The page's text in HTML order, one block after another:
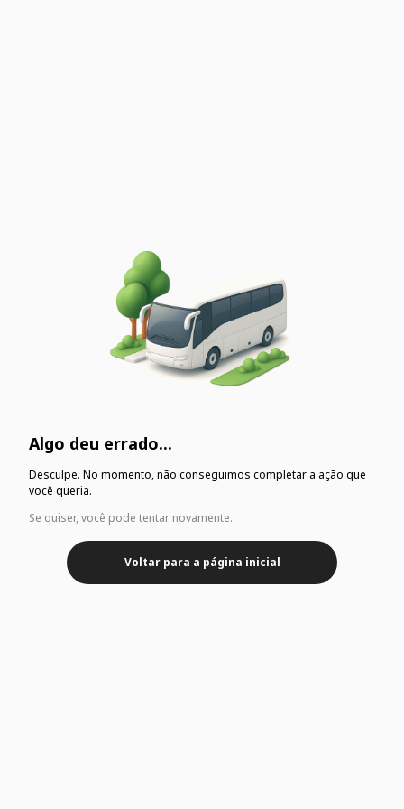
Algo deu errado...
Desculpe. No momento, não conseguimos completar a ação que
você queria.
Se quiser, você pode tentar novamente.
Voltar para a página inicial